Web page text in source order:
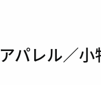
アパレル／小